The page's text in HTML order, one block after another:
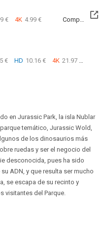
€ 4K 4.99 € Compra: SD
€ HD 10.16 € 4K 21.97 €
en Jurassic Park, la isla Nublar
temático, Jurassic Wold,
de los dinosaurios más
ruedas y ser el negocio del
desconocida, pues ha sido
ADN, y que resulta ser mucho
se escapa de su recinto y
visitantes del Parque.